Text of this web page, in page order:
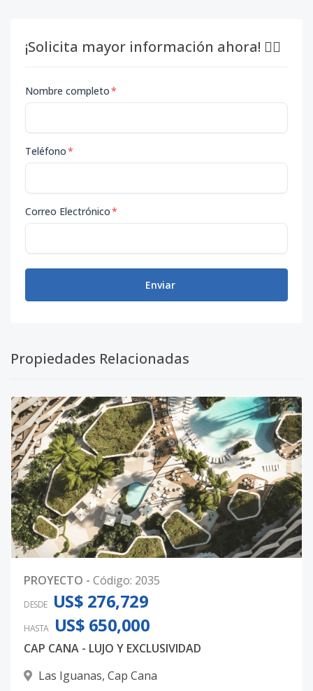
¡Solicita mayor información ahora! 👇🏽
Nombre completo*
Teléfono*
Correo Electrónico*
Enviar
Propiedades Relacionadas
PROYECTO - Código: 2035
DESDE US$ 276,729
HASTA US$ 650,000
CAP CANA - LUJO Y EXCLUSIVIDAD
Las Iguanas, Cap Cana